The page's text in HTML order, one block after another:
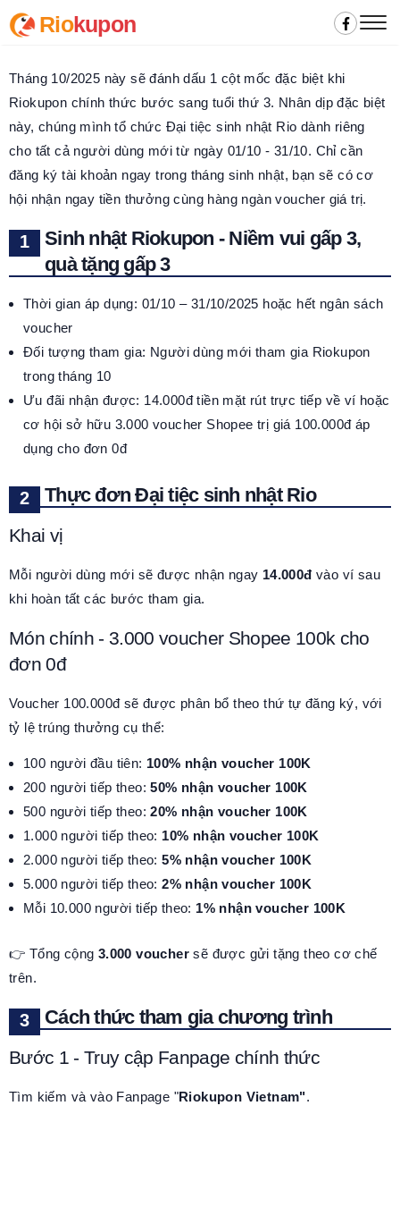
Riokupon
Tháng 10/2025 này sẽ đánh dấu 1 cột mốc đặc biệt khi
Riokupon chính thức bước sang tuổi thứ 3. Nhân dịp đặc biệt
này, chúng mình tổ chức Đại tiệc sinh nhật Rio dành riêng
cho tất cả người dùng mới từ ngày 01/10 - 31/10. Chỉ cần
đăng ký tài khoản ngay trong tháng sinh nhật, bạn sẽ có cơ
hội nhận ngay tiền thưởng cùng hàng ngàn voucher giá trị.
Sinh nhật Riokupon - Niềm vui gấp 3,
quà tặng gấp 3
Thời gian áp dụng: 01/10 – 31/10/2025 hoặc hết ngân sách
voucher
Đối tượng tham gia: Người dùng mới tham gia Riokupon
trong tháng 10
Ưu đãi nhận được: 14.000đ tiền mặt rút trực tiếp về ví hoặc
cơ hội sở hữu 3.000 voucher Shopee trị giá 100.000đ áp
dụng cho đơn 0đ
Thực đơn Đại tiệc sinh nhật Rio
Khai vị
Mỗi người dùng mới sẽ được nhận ngay 14.000đ vào ví sau
khi hoàn tất các bước tham gia.
Món chính - 3.000 voucher Shopee 100k cho
đơn 0đ
Voucher 100.000đ sẽ được phân bổ theo thứ tự đăng ký, với
tỷ lệ trúng thưởng cụ thể:
100 người đầu tiên: 100% nhận voucher 100K
200 người tiếp theo:50% nhận voucher 100K
500 người tiếp theo:20% nhận voucher 100K
1.000 người tiếp theo: 10% nhận voucher 100K
2.000 người tiếp theo:5% nhận voucher 100K
5.000 người tiếp theo:2% nhận voucher 100K
Mỗi 10.000 người tiếp theo: 1% nhận voucher 100K
👉 Tổng cộng 3.000 voucher sẽ được gửi tặng theo cơ chế
trên.
Cách thức tham gia chương trình
Bước 1 - Truy cập Fanpage chính thức
Tìm kiếm và vào Fanpage "Riokupon Vietnam".